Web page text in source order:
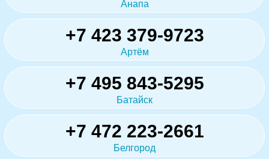
Анапа
+7 423 379-9723
Артём
+7 495 843-5295
Батайск
+7 472 223-2661
Белгород